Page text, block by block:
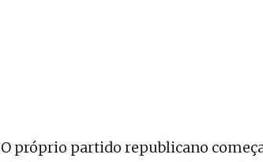
O próprio partido republicano